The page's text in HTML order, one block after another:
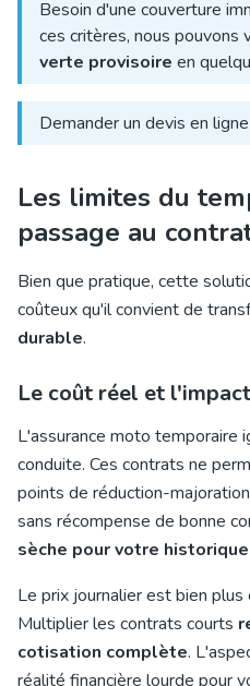
Besoin d'une couverture
ces critères, nous pouvons
verte provisoire en
Demander un devis en ligne
Les limites du
passage au
Bien que pratique, cette
coûteux qu'il convient de
durable.
Le coût réel et
L'assurance moto temporaire
conduite. Ces contrats ne
points de réduction-
sans récompense de bonne
sèche pour votre
Le prix journalier est bien
Multiplier les contrats courts
cotisation complète.
réalité financière lourde pour